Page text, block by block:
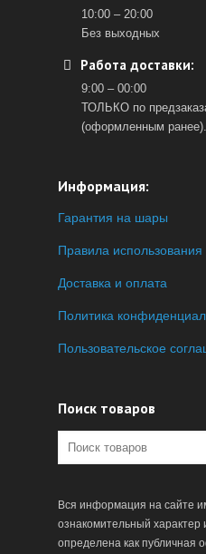
10:00 – 20:00
Без выходных
Работа доставки:
9:00 – 00:00
ТОЛЬКО по
(оформленным ранее).
Информация:
Гарантия на шары
Правила
Доставка и оплата
Политика
Пользовательское
Поиск товаров
Вся информация на сайте
ознакомительный характер
определена как публичная